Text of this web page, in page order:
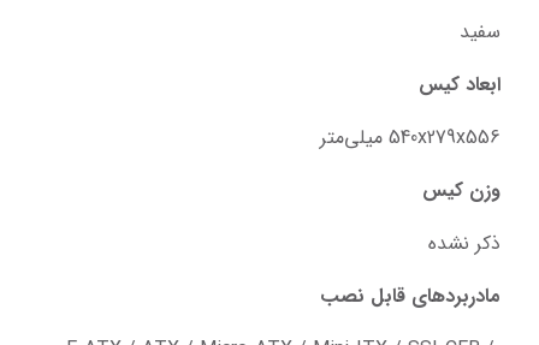
سفید
ابعاد کیس
540x279x556 میلی‌متر
وزن کیس
ذکر نشده
مادربردهای قابل نصب